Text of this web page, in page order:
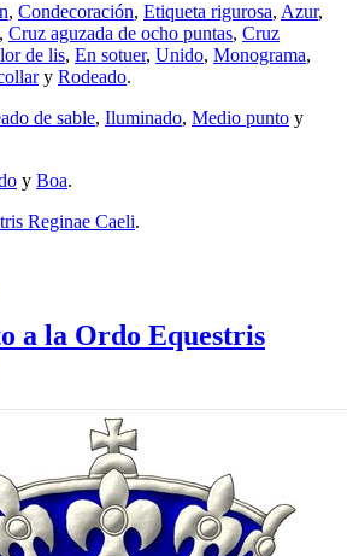
, Condecoración, Etiqueta rigurosa, Azur,
, Cruz aguzada de ocho puntas, Cruz
de lis, En sotuer, Unido, Monograma,
y Rodeado.
de sable, Iluminado, Medio punto y
y Boa.
Reginae Caeli.
a la Ordo Equestris